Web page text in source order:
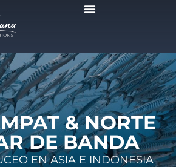
& NORTE
DE BANDA
EN ASIA E INDONESIA